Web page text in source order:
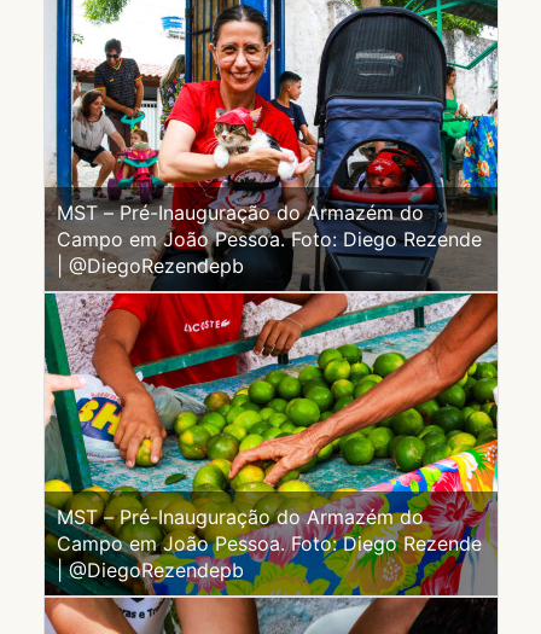
MST – Pré-Inauguração do Armazém do
Campo em João Pessoa. Foto: Diego Rezende
| @DiegoRezendepb
MST – Pré-Inauguração do Armazém do
Campo em João Pessoa. Foto: Diego Rezende
| @DiegoRezendepb